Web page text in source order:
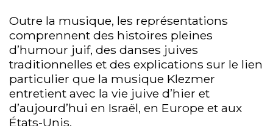
Outre la musique, les représentations
comprennent des histoires pleines
d’humour juif, des danses juives
traditionnelles et des explications sur le lien
particulier que la musique Klezmer
entretient avec la vie juive d’hier et
d’aujourd’hui en Israël, en Europe et aux
États-Unis.